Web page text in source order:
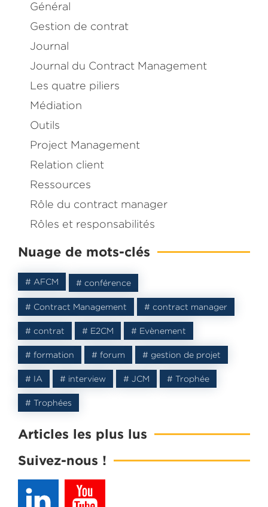
Général
Gestion de contrat
Journal
Journal du Contract Management
Les quatre piliers
Médiation
Outils
Project Management
Relation client
Ressources
Rôle du contract manager
Rôles et responsabilités
Nuage de mots-clés
# AFCM # conférence
# Contract Management # contract manager
# contrat # E2CM # Evènement
# formation # forum # gestion de projet
# IA # interview # JCM # Trophée
# Trophées
Articles les plus lus
Suivez-nous !
entreprise dans lamise en place de son département
Inscrivez-vous et recevez le